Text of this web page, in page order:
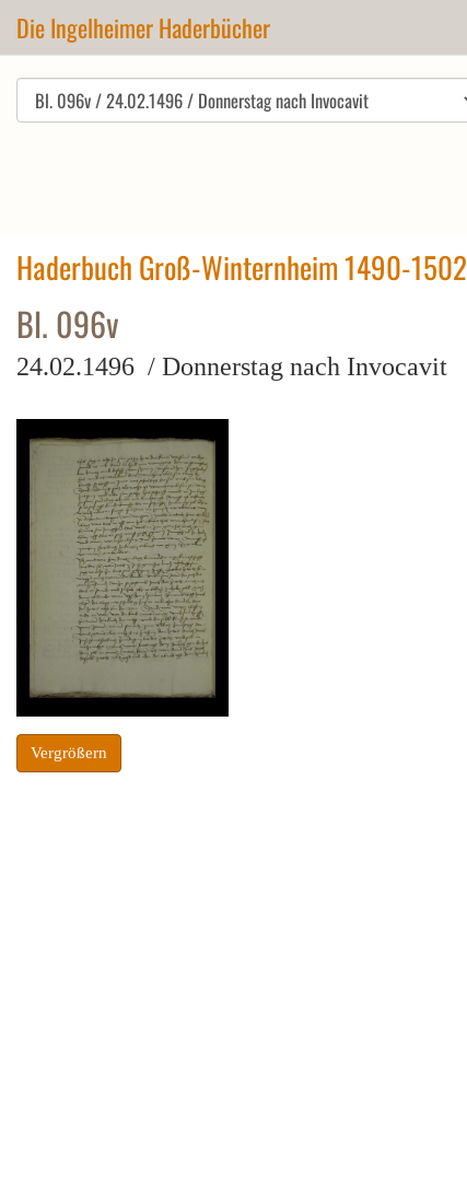
Die Ingelheimer Haderbücher
Haderbuch Groß-Winternheim 1490-1502
Bl. 096v
24.02.1496 / Donnerstag nach Invocavit
Vergrößern